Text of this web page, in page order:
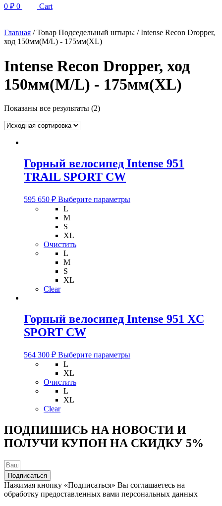
0 ₽ 0 Cart
Главная / Товар Подседельный штырь: / Intense Recon Dropper,
ход 150мм(M/L) - 175мм(XL)
Intense Recon Dropper, ход
150мм(M/L) - 175мм(XL)
Показаны все результаты (2)
Горный велосипед Intense 951
TRAIL SPORT CW
595 650 ₽ Выберите параметрыЭтот
L
M
S
XL
Очистить
L
M
S
XL
Clear
Горный велосипед Intense 951 XC
SPORT CW
564 300 ₽ Выберите параметрыЭтот
на
странице
товара.
L
XL
Очистить
L
XL
Clear
ПОДПИШИСЬ НА НОВОСТИ И
ПОЛУЧИ КУПОН НА СКИДКУ 5%
Подписаться
Нажимая кнопку «Подписаться» Вы соглашаетесь на
обработку предоставленных вами персональных данных